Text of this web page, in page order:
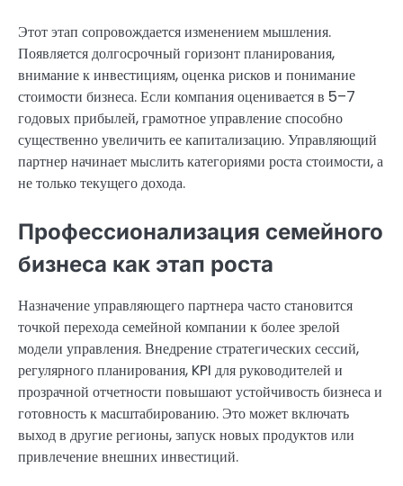
Этот этап сопровождается изменением мышления.
Появляется долгосрочный горизонт планирования,
внимание к инвестициям, оценка рисков и понимание
стоимости бизнеса. Если компания оценивается в 5–7
годовых прибылей, грамотное управление способно
существенно увеличить ее капитализацию. Управляющий
партнер начинает мыслить категориями роста стоимости, а
не только текущего дохода.
Профессионализация семейного
бизнеса как этап роста
Назначение управляющего партнера часто становится
точкой перехода семейной компании к более зрелой
модели управления. Внедрение стратегических сессий,
регулярного планирования, KPI для руководителей и
прозрачной отчетности повышают устойчивость бизнеса и
готовность к масштабированию. Это может включать
выход в другие регионы, запуск новых продуктов или
привлечение внешних инвестиций.